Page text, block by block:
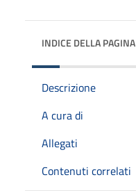
INDICE DELLA PAGINA
Descrizione
A cura di
Allegati
Contenuti correlati